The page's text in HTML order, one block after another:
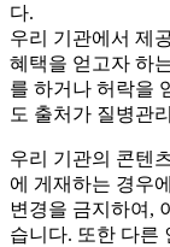
다.
우리 기관에서 제
혜택을 얻고자 하
를 하거나 허락을
도 출처가 질병관
우리 기관의 콘텐
에 게재하는 경우
변경을 금지하여,
습니다. 또한 다른